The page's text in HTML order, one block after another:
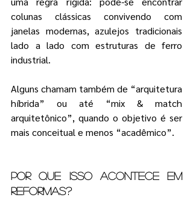
colunas clássicas convivendo com
janelas modernas, azulejos tradicionais
lado a lado com estruturas de ferro
industrial.
Alguns chamam também de “arquitetura
híbrida” ou até “mix & match
arquitetônico”, quando o objetivo é ser
mais conceitual e menos “acadêmico”.
Por que isso acontece em
reformas?